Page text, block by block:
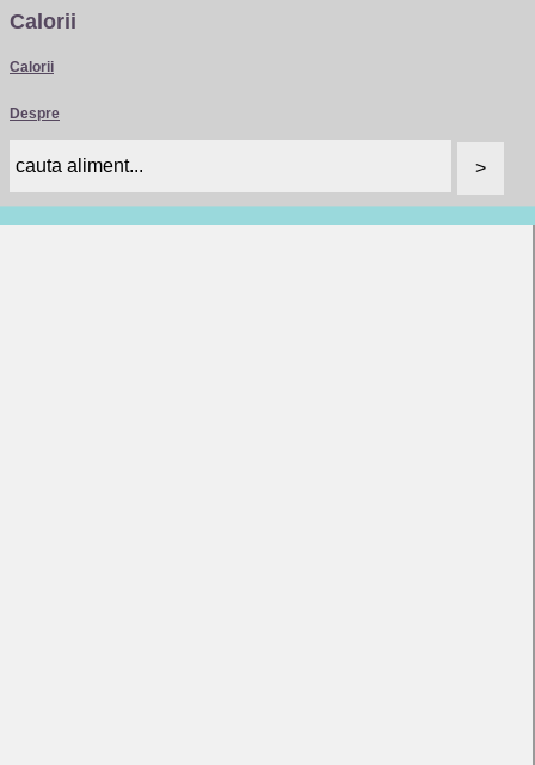
Calorii
Calorii
Despre